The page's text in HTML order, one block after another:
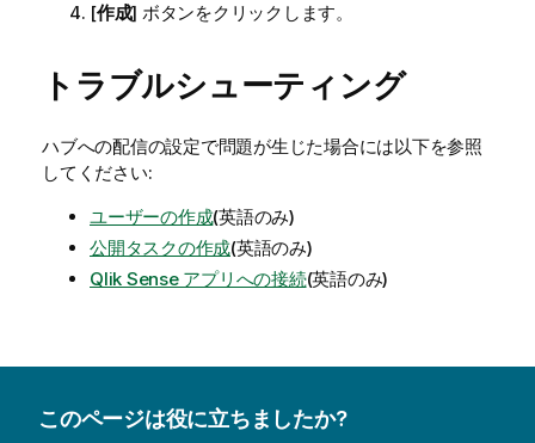
[作成] ボタンをクリックします。
トラブルシューティング
ハブへの配信の設定で問題が生じた場合には以下を参照
してください:
ユーザーの作成(英語のみ)
公開タスクの作成(英語のみ)
Qlik Sense アプリへの接続(英語のみ)
このページは役に立ちましたか?